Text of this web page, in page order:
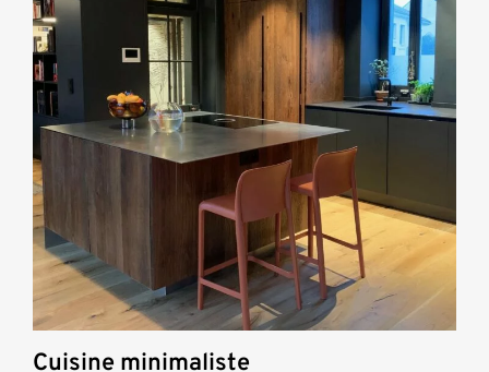
Cuisine minimaliste